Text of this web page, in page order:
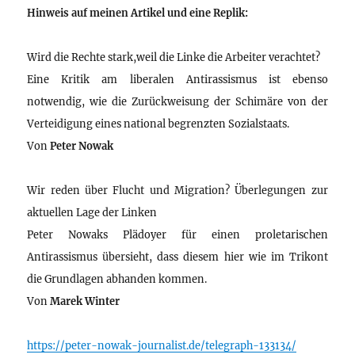
Hinweis auf meinen Artikel und eine Replik:
Wird die Rechte stark,weil die Linke die Arbeiter verachtet?
Eine Kritik am liberalen Antirassismus ist ebenso
notwendig, wie die Zurückweisung der Schimäre von der
Verteidigung eines national begrenzten Sozialstaats.
VonPeter Nowak
Wir reden über Flucht und Migration? Überlegungen zur
aktuellen Lage der Linken
Peter Nowaks Plädoyer für einen proletarischen
Antirassismus übersieht, dass diesem hier wie im Trikont
die Grundlagen abhanden kommen.
VonMarek Winter
https://peter-nowak-journalist.de/telegraph-133134/